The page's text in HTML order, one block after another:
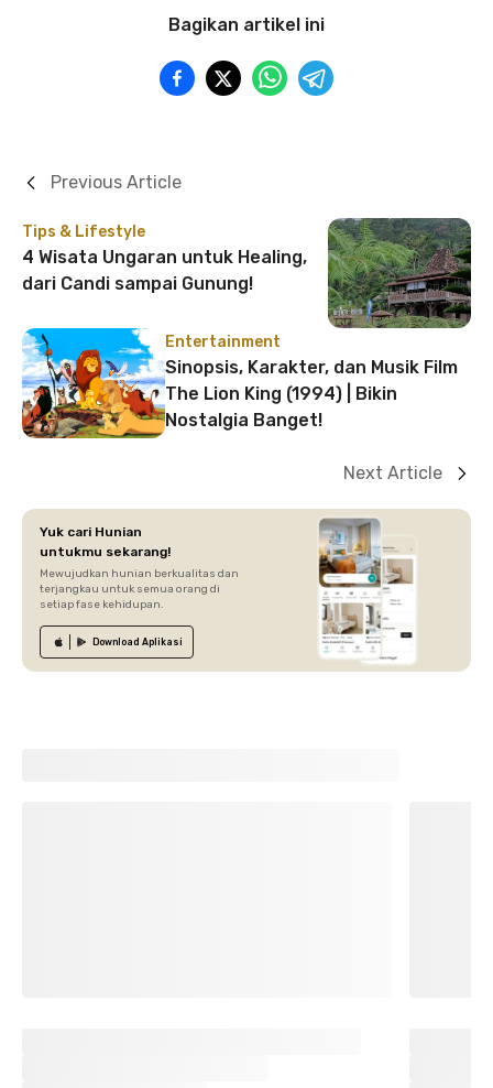
Bagikan artikel ini
Tips & Lifestyle
4 Wisata Ungaran untuk Healing,
dari Candi sampai Gunung!
Previous Article
Entertainment
Sinopsis, Karakter, dan Musik Film
The Lion King (1994) | Bikin
Nostalgia Banget!
Next Article
Yuk cari Hunian
untukmu sekarang!
Mewujudkan hunian berkualitas dan
terjangkau untuk semua orang di
setiap fase kehidupan.
Download Aplikasi